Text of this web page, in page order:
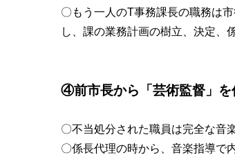
〇もう一人のT事務課長の職務は
し、課の業務計画の樹立、決定、
④前市長から「芸術監督」を
〇不当処分された職員は完全な音
〇係長代理の時から、音楽指導で